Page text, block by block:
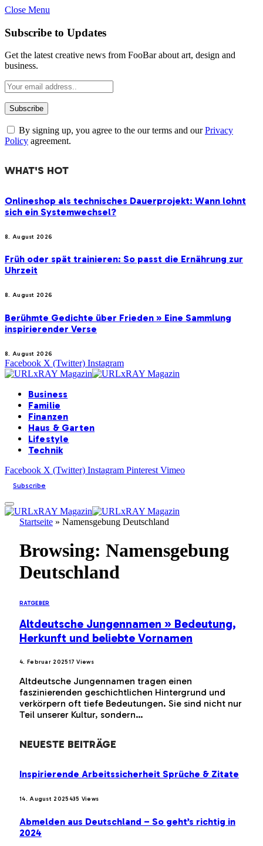
Close Menu
Subscribe to Updates
Get the latest creative news from FooBar about art, design and
business.
By signing up, you agree to the our terms and ourPrivacy
Policy agreement.
WHAT'S HOT
Onlineshop als technisches Dauerprojekt: Wann lohnt
sich ein Systemwechsel?
8. August 2026
Früh oder spät trainieren: So passt die Ernährung zur
Uhrzeit
8. August 2026
Berühmte Gedichte über Frieden » Eine Sammlung
inspirierender Verse
8. August 2026
Facebook X (Twitter) Instagram
Business
Familie
Finanzen
Haus & Garten
Lifestyle
Technik
Facebook X (Twitter) Instagram Pinterest Vimeo
Subscribe
Startseite » Namensgebung Deutschland
Browsing: Namensgebung
Deutschland
RATGEBER
Altdeutsche Jungennamen » Bedeutung,
Herkunft und beliebte Vornamen
4. Februar 202517Views
Altdeutsche Jungennamen tragen einen
faszinierenden geschichtlichen Hintergrund und
verkörpern oft tiefe Bedeutungen. Sie sind nicht nur
Teil unserer Kultur, sondern…
NEUESTE BEITRÄGE
Inspirierende Arbeitssicherheit Sprüche & Zitate
14. August 2025435 Views
Abmelden aus Deutschland – So geht’s richtig in
2024